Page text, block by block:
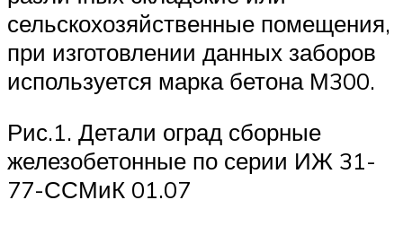
сельскохозяйственные помещения,
при изготовлении данных заборов
используется марка бетона М300.
Рис.1. Детали оград сборные
железобетонные по серии ИЖ 31-
77-ССМиК 01.07